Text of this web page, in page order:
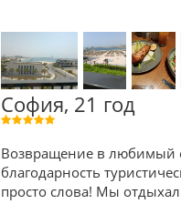
София, 21 год
Возвращение в любимый
благодарность
просто слова! Мы